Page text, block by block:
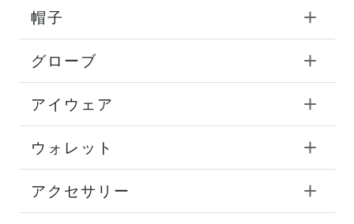
帽子
グローブ
アイウェア
ウォレット
アクセサリー